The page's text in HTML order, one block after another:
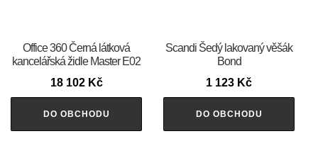
Office 360 Černá látková
kancelářská židle Master E02
18 102 Kč
DO OBCHODU
Scandi Šedý lakovaný věšák
Bond
1 123 Kč
DO OBCHODU